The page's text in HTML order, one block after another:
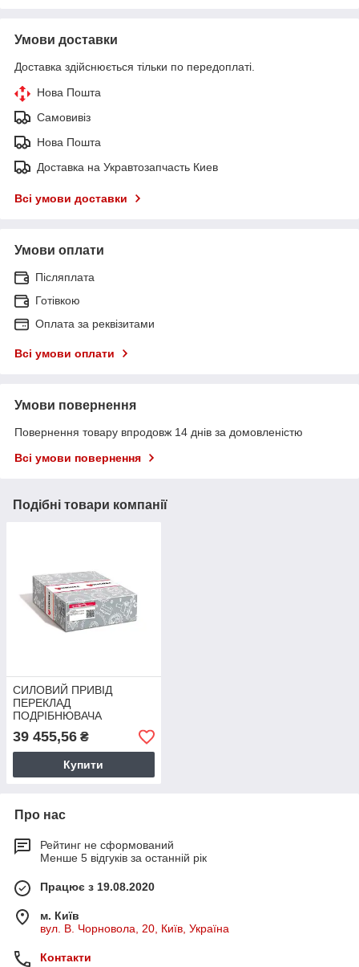
Умови доставки
Доставка здійснюється тільки по передоплаті.
Нова Пошта
Самовивіз
Нова Пошта
Доставка на Укравтозапчасть Киев
Всі умови доставки
Умови оплати
Післяплата
Готівкою
Оплата за реквізитами
Всі умови оплати
Умови повернення
Повернення товару впродовж 14 днів за домовленістю
Всі умови повернення
Подібні товари компанії
СИЛОВИЙ ПРИВІД
ПЕРЕКЛАД
ПОДРІБНЮВАЧА
"TORUM"
363B42+00210B2X
39 455,56 ₴
Купити
Про нас
Рейтинг не сформований
Менше 5 відгуків за останній рік
Працює з 19.08.2020
м. Київ
вул. В. Чорновола, 20, Київ, Україна
Контакти